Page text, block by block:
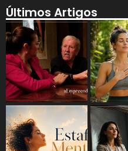
Últimos Artigos